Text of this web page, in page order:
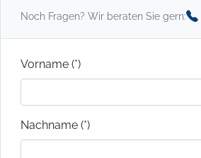
Noch Fragen? Wir beraten Sie gern:
Vorname (*)
Nachname (*)